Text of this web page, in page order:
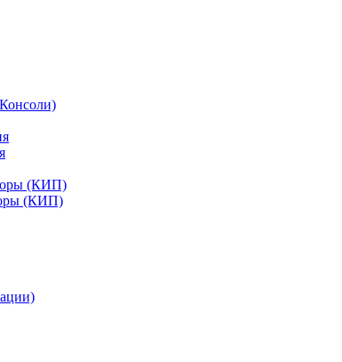
(КИП)
(КИП)